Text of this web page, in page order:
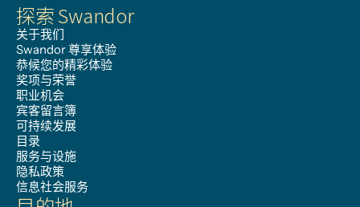
探索 Swandor
关于我们
Swandor 尊享体验
恭候您的精彩体验
奖项与荣誉
职业机会
宾客留言簿
可持续发展
目录
服务与设施
隐私政策
信息社会服务